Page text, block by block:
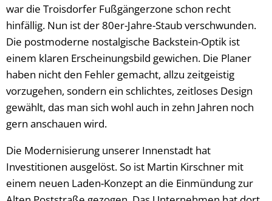
war die Troisdorfer Fußgängerzone schon recht
hinfällig. Nun ist der 80er-Jahre-Staub verschwunden.
Die postmoderne nostalgische Backstein-Optik ist
einem klaren Erscheinungsbild gewichen. Die Planer
haben nicht den Fehler gemacht, allzu zeitgeistig
vorzugehen, sondern ein schlichtes, zeitloses Design
gewählt, das man sich wohl auch in zehn Jahren noch
gern anschauen wird.
Die Modernisierung unserer Innenstadt hat
Investitionen ausgelöst. So ist Martin Kirschner mit
einem neuen Laden-Konzept an die Einmündung zur